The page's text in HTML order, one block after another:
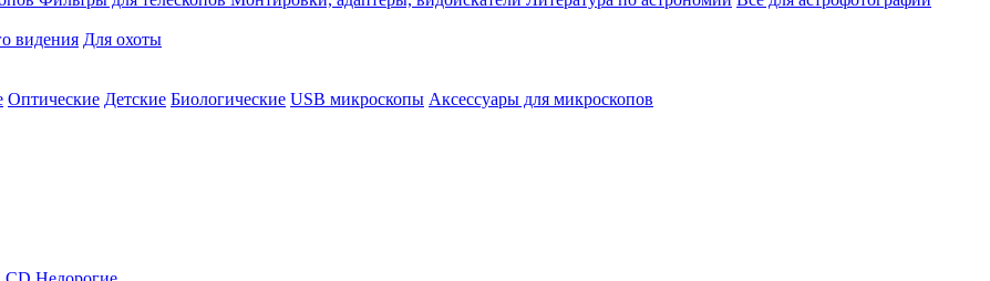
видения Для охоты
Оптические Детские Биологические USB микроскопы Аксессуары для микроскопов